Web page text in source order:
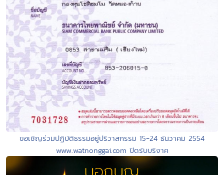
ขอเชิญร่วมปฏิบัติธรรมอยู่ปริวาสกรรม 15-24 ธันวาคม 2554
www.watnonggai.com ปิดรับบริจาค